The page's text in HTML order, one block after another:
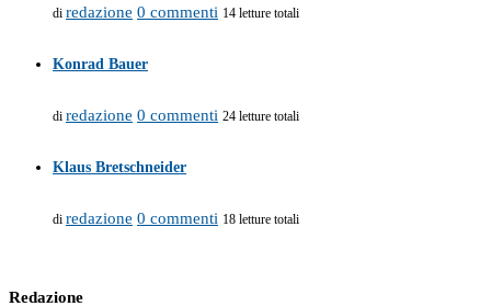
di redazione 0 commenti 14 letture totali
Konrad Bauer
di redazione 0 commenti 24 letture totali
Klaus Bretschneider
di redazione 0 commenti 18 letture totali
Redazione